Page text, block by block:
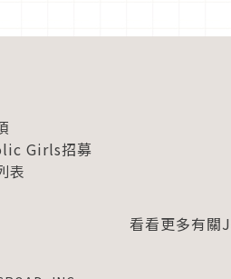
Girls招募
表
看看更多有關